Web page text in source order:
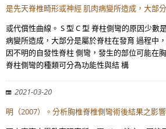
是先天脊椎畸形或神經 肌肉病變所造成，大部
或代償性曲線。 S 型 C 型 脊柱側彎的原因少數
病變所造成，大部分是屬於脊柱在發育 過程中
因不明的自發性脊柱 側彎，發生的部位可能在
脊柱側彎的種類可分為功能性與結 構
2021-03-20
明（2007）。分析胸椎脊椎側彎術後結果之影